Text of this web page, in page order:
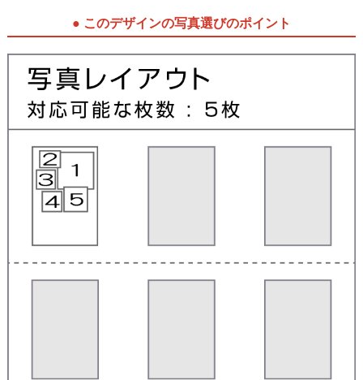
● このデザインの写真選びのポイント